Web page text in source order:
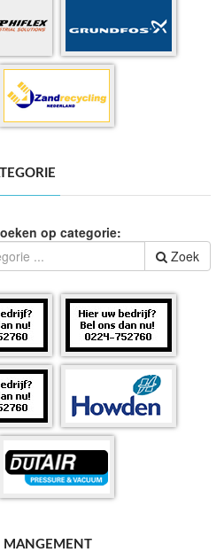
op categorie:
Zoek
MANGEMENT